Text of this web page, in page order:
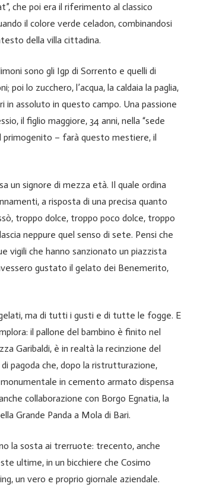
che poi era il riferimento al classico
il colore verde celadon, combinandosi
della villa cittadina.
sono gli Igp di Sorrento e quelli di
poi lo zucchero, l’acqua, la caldaia la paglia,
in assoluto in questo campo. Una passione
il figlio maggiore, 34 anni, nella “sede
primogenito – farà questo mestiere, il
un signore di mezza età. Il quale ordina
a risposta di una precisa quanto
troppo dolce, troppo poco dolce, troppo
neppure quel senso di sete. Pensi che
vigili che hanno sanzionato un piazzista
gustato il gelato dei Benemerito,
ma di tutti i gusti e di tutte le fogge. E
il pallone del bambino è finito nel
Garibaldi, è in realtà la recinzione del
pagoda che, dopo la ristrutturazione,
in cemento armato dispensa
collaborazione con Borgo Egnatia, la
Grande Panda a Mola di Bari.
la sosta ai trerruote: trecento, anche
ultime, in un bicchiere che Cosimo
un vero e proprio giornale aziendale.